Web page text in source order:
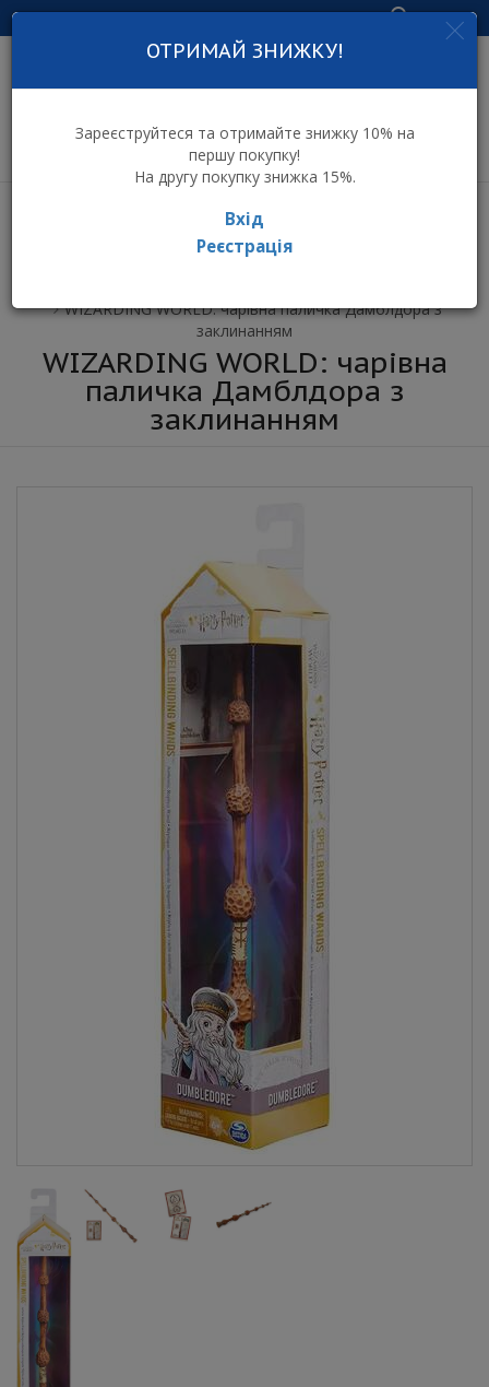
Увійти
інтернет-магазин
ОТРИМАЙ ЗНИЖКУ!
Зареєструйтеся та отримайте знижку 10% на
першу покупку!
На другу покупку знижка 15%.
Вхід
Реєстрація
WIZARDING WORLD: чарівна паличка Дамблдора з
заклинанням
WIZARDING WORLD: чарівна
паличка Дамблдора з
заклинанням